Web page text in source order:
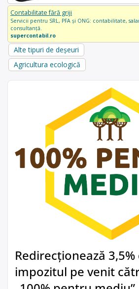
Contabilitate fără griji
Servicii pentru SRL, PFA și ONG: contabilitate,
consultanță.
supercontabil.ro
Alte tipuri de deșeuri
Agricultura ecologică
Redirecționează 3,5%
impozitul pe venit